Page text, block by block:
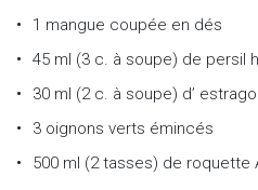
1 mangue coupée en dés
45 ml (3 c. à soupe) de persil
30 ml (2 c. à soupe) d’
3 oignons verts émincés
500 ml (2 tasses) de roquette